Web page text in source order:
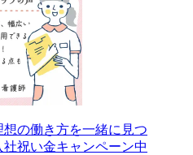
の働き方を一緒に見つ
祝い金キャンペーン中